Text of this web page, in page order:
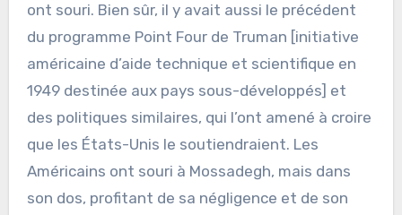
ont souri. Bien sûr, il y avait aussi le précédent
du programme Point Four de Truman [initiative
américaine d’aide technique et scientifique en
1949 destinée aux pays sous-développés] et
des politiques similaires, qui l’ont amené à croire
que les États-Unis le soutiendraient. Les
Américains ont souri à Mossadegh, mais dans
son dos, profitant de sa négligence et de son